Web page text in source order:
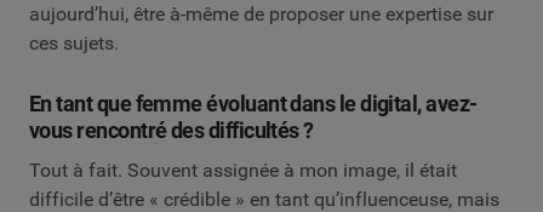
aujourd’hui, être à-même de proposer une expertise sur
ces sujets.
En tant que femme évoluant dans le digital, avez-
vous rencontré des difficultés ?
Tout à fait. Souvent assignée à mon image, il était
difficile d’être « crédible » en tant qu’influenceuse, mais